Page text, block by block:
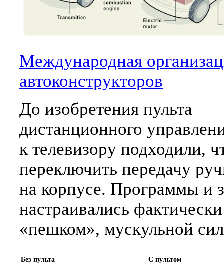
Международная
автоконструкторов
До изобретения пульта
дистанционного
к телевизору подходили,
переключить передачу
на корпусе. Программы и
настраивались фактически
«пешком», мускульной
Без пульта С пультом